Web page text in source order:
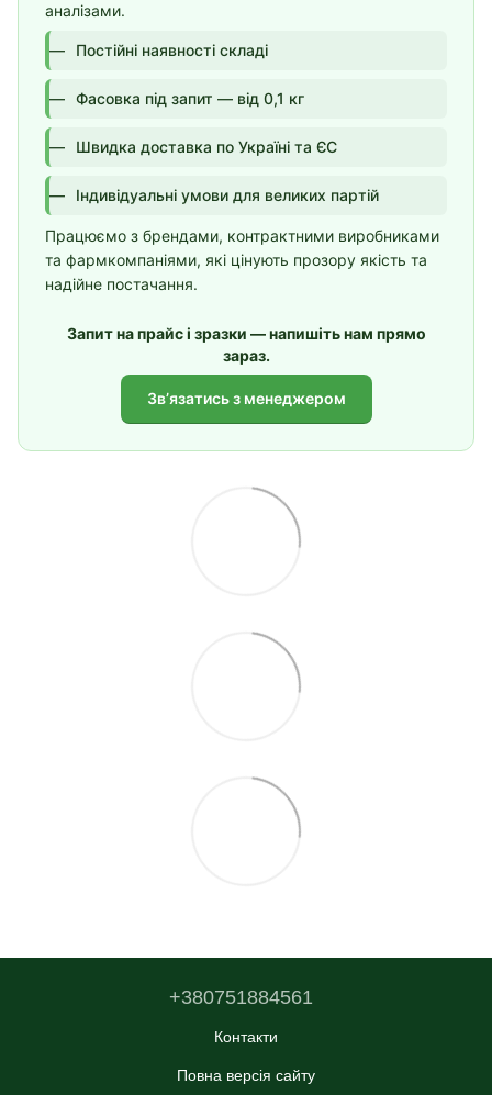
аналізами.
Постійні наявності складі
Фасовка під запит — від 0,1 кг
Швидка доставка по Україні та ЄС
Індивідуальні умови для великих партій
Працюємо з брендами, контрактними виробниками
та фармкомпаніями, які цінують прозору якість та
надійне постачання.
Запит на прайс і зразки — напишіть нам прямо
зараз.
Звʼязатись з менеджером
+380751884561
Контакти
Повна версія сайту